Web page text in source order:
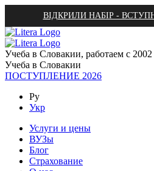
ВІДКРИЛИ НАБІР -
Учеба в Словакии, работаем с 2002
Учеба в Словакии
ПОСТУПЛЕНИЕ 2026
Ру
Укр
Услуги и цены
ВУЗы
Блог
Страхование